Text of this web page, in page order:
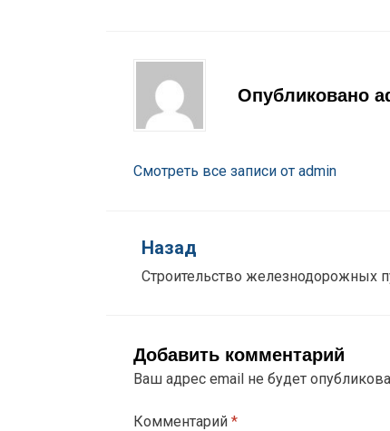
Опубликовано
Смотреть все записи от admin
Назад
Строительство железнодорожных
Добавить комментарий
Ваш адрес email не будет
Комментарий *